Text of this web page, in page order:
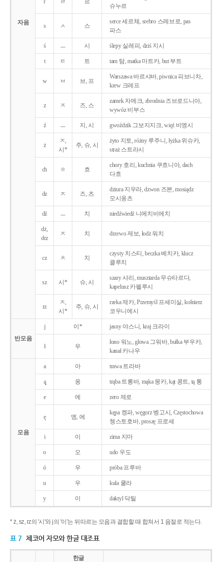
자음
r ㄹ 르
슈누르
s ㅅ 스
serce 세르체, srebro 스레브로, pas
파스
ś ㅡ 시 ślepy 실레피, dziś 지시
t ㅌ 트 tam 탐, matka 마트카, but 부트
w ㅂ 브, 프
Warszawa 바르샤바, piwnica 피브니차,
krew 크레프
z ㅈ 즈, 스
zamek 자메크, zbrodnia 즈브로드니아,
wywóz 비부스
ź ㅡ 지, 시 gwoździk 그보지지크, więź 비엥시
ż
ㅈ,
시*
주, 슈, 시
żyto 지토, różny 루주니, łyżka 위슈카,
straż 스트라시
ch ㅎ 흐
chory 호리, kuchnia 쿠흐니아, dach
다흐
dz ㅈ 즈, 츠
dziura 지우라, dzwon 즈본, mosiądz
모시옹츠
dź ㅡ 치 niedźwiedź 니에치비에치
dż,
drz
ㅈ 치 drzewo 제보, łodż 워치
cz ㅊ 치
czysty 치스티, beczka 베치카, klucz
클루치
sz 시* 슈, 시
szary 샤리, musztarda 무슈타르다,
kapelusz 카펠루시
rz
ㅈ,
시*
주, 슈, 시
rzeka 제카, Przemyśl 프셰미실, kołnierz
코우니에시
반모음
j 이* jasny 야스니, kraj 크라이
ł 우
łono 워노, głowa 그워바, bułka 부우카,
kanał 카나우
모음
a 아 trawa 트라바
ą̨ 옹 trąba 트롱바, mąka 몽카, kąt 콩트, tą 통
e 에 zero 제로
ę 엥, 에
kępa 켕파, węgorz 벵고시, Częstochowa
쳉스토호바, proszę 프로셰
i 이 zima 지마
o 오 udo 우도
ó 우 próba 프루바
u 우 kula 쿨라
y 이 daktyl 닥틸
* ż, sz, rz의 '시'와 j의 '이'는 뒤따르는 모음과 결합할 때 합쳐서 1 음절로 적는다.
표 7 체코어 자모와 한글 대조표
한글